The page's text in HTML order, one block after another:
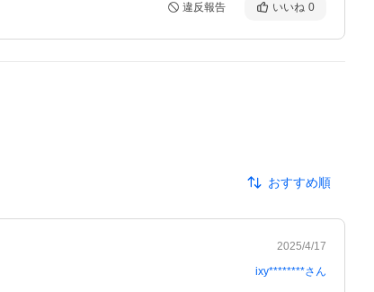
違反報告 いいね 0
おすすめ順
2025/4/17
ixy********さん